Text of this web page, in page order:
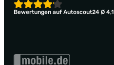
Bewertungen auf Autoscout24 Ø 4,1